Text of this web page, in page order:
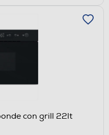
con grill 22lt